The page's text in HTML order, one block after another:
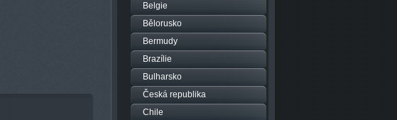
Belgie
Bělorusko
Bermudy
Brazílie
Bulharsko
Česká republika
Chile